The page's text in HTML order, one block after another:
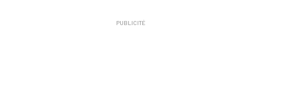
PUBLICITÉ